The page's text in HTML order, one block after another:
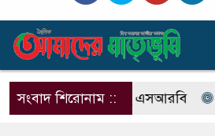
সংবাদ শিরোনাম ::
নাম বদলে আসছে এসআরবি অফিস